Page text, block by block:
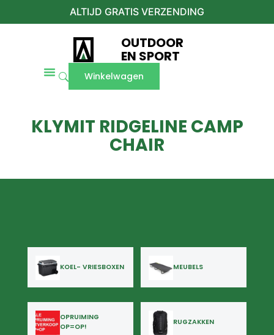
ALTIJD GRATIS VERZENDING
OUTDOOR
EN SPORT
Winkelwagen
KLYMIT RIDGELINE CAMP
CHAIR
KOEL- VRIESBOXEN MEUBELS
OPRUIMING
OP=OP!
RUGZAKKEN